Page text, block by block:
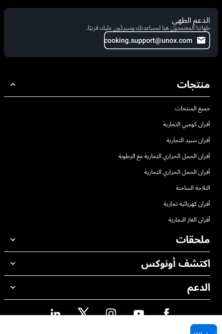
الدعم الطهي
طهاتنا المعتمدون هنا لمساعدتك وسيردّون عليك قريبًا.
cooking.support@unox.com
منتجات
جميع المنتجات
أفران كومبي التجارية
أفران سبيد التجارية
أفران الحمل الحراري التجارية مع الرطوبة
أفران الحمل الحراري التجارية
الثلاجة الساخنة
أفران كهربائية تجارية
أفران الغاز التجارية
ملحقات
جميع الملحقات
منظفات الغسيل اليدوي
معالجة المياه باستخدام المرشحات
معالجة المياه بالتناضح العكسي
اكتشف أونوكس
مكاتبنا حول العالم
الدعم
محدد موقع الموزع